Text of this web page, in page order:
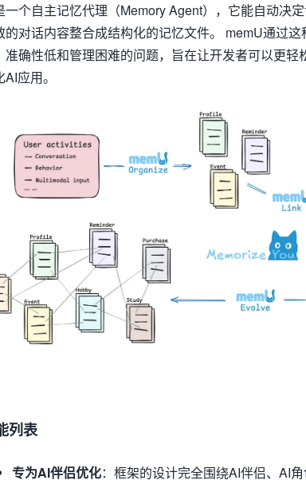
一个自主记忆代理（Memory Agent），它能自动决
的对话内容整合成结构化的记忆文件。 memU通过
准确性低和管理困难的问题，旨在让开发者可以更
应用。
列表
专为AI伴侣优化：框架的设计完全围绕AI伴侣、AI